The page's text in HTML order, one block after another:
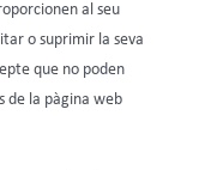
al seu
o suprimir la seva
que no poden
de la pàgina web